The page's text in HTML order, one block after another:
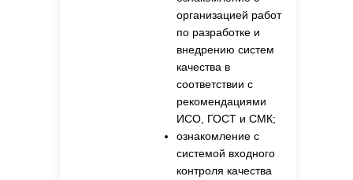
организацией работ
по разработке и
внедрению систем
качества в
соответствии с
рекомендациями
ИСО, ГОСТ и СМК;
ознакомление с
системой входного
контроля качества